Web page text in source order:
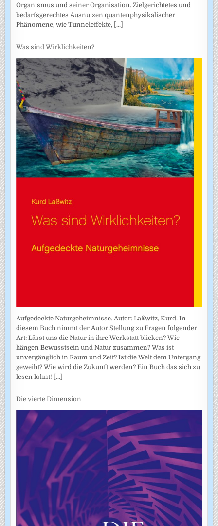
Organismus und seiner Organisation. Zielgerichtetes und
bedarfsgerechtes Ausnutzen quantenphysikalischer
Phänomene, wie Tunneleffekte, [...]
Was sind Wirklichkeiten?
Aufgedeckte Naturgeheimnisse. Autor: Laßwitz, Kurd. In
diesem Buch nimmt der Autor Stellung zu Fragen folgender
Art: Lässt uns die Natur in ihre Werkstatt blicken? Wie
hängen Bewusstsein und Natur zusammen? Was ist
unvergänglich in Raum und Zeit? Ist die Welt dem Untergang
geweiht? Wie wird die Zukunft werden? Ein Buch das sich zu
lesen lohnt! [...]
Die vierte Dimension